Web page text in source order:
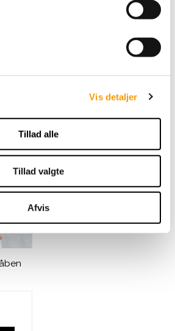
Vis detaljer
Tillad alle
Tillad valgte
Afvis